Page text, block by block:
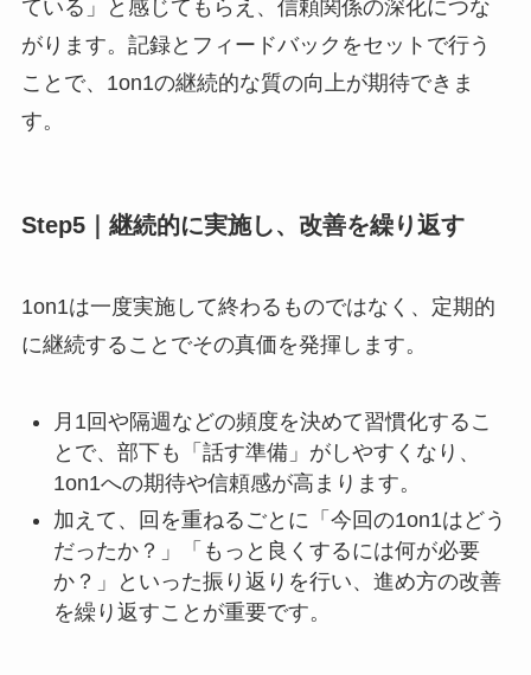
ている」と感じてもらえ、信頼関係の深化につな
がります。記録とフィードバックをセットで行う
ことで、1on1の継続的な質の向上が期待できま
す。
Step5｜継続的に実施し、改善を繰り返す
1on1は一度実施して終わるものではなく、定期的
に継続することでその真価を発揮します。
月1回や隔週などの頻度を決めて習慣化するこ
とで、部下も「話す準備」がしやすくなり、
1on1への期待や信頼感が高まります。
加えて、回を重ねるごとに「今回の1on1はどう
だったか？」「もっと良くするには何が必要
か？」といった振り返りを行い、進め方の改善
を繰り返すことが重要です。